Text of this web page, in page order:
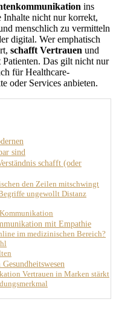
ins
Inhalte nicht nur korrekt,
menschlich zu vermitteln
digital. Wer emphatisch
schafft Vertrauen und
Das gilt nicht nur
für Healthcare-
oder Services anbieten.
sind
schafft (oder
den Zeilen mitschwingt
ungewollt Distanz
mit Empathie
im medizinischen Bereich?
Vertrauen in Marken stärkt